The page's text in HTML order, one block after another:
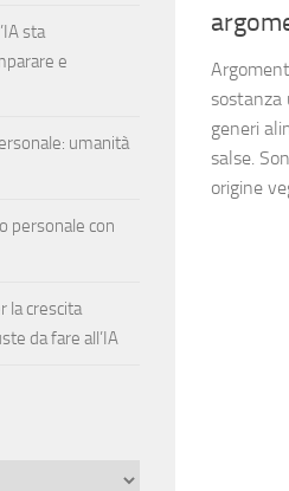
sostanza
generi
salse.
origine
sta
e
umanità
personale con
la crescita
da fare all’IA